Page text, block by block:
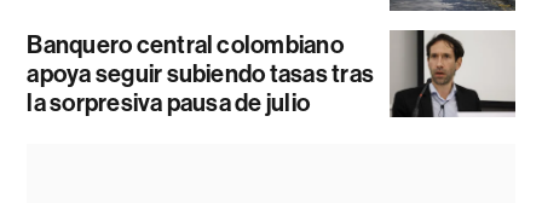
Banquero central colombiano
apoya seguir subiendo tasas tras
la sorpresiva pausa de julio